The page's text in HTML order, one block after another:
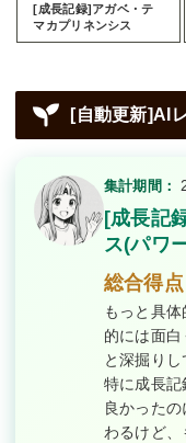
[成長記録]アガベ・テ
マカプリネンシス
[自動更新]AI
集計期間：
[成長記
ス(パワ
総合得
もっと具
的には面
と深掘り
特に成長記
良かった
わるけど